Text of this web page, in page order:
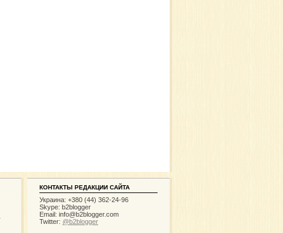
КОНТАКТЫ РЕДАКЦИИ САЙТА
Украина: +380 (44) 362-24-96
Skype: b2blogger
Email: info@b2blogger.com
Twitter: @b2blogger